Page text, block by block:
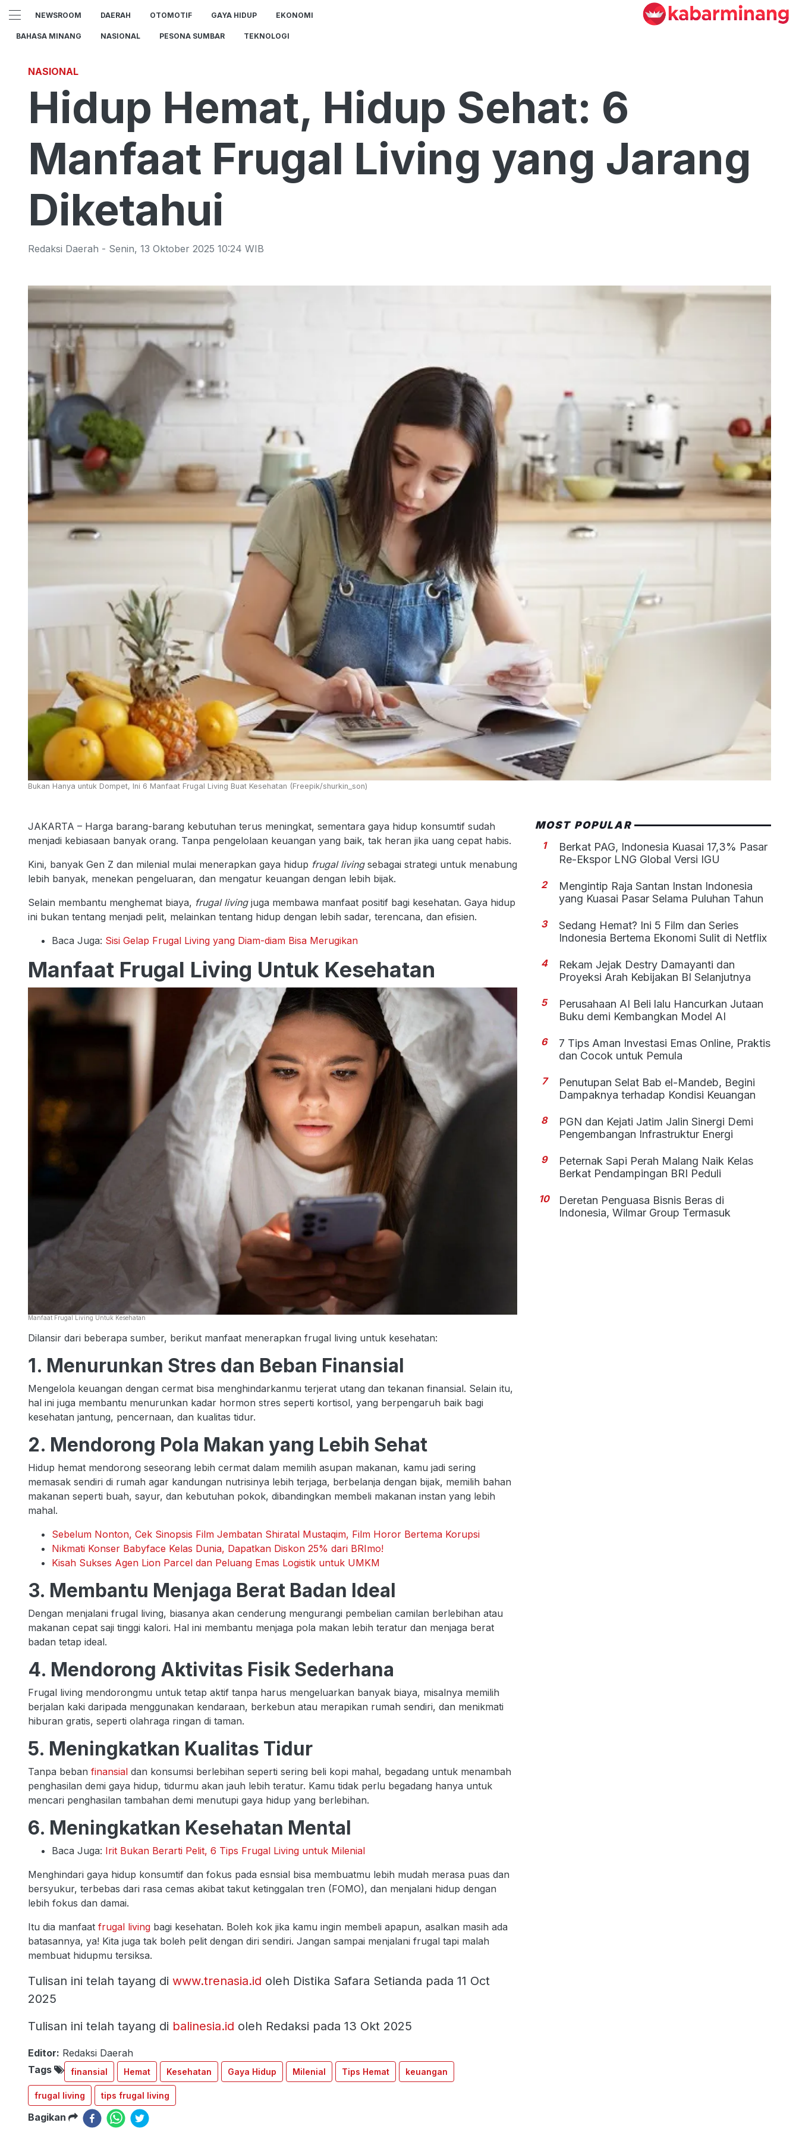
NEWSROOM DAERAH OTOMOTIF GAYA HIDUP EKONOMI
BAHASA MINANG NASIONAL PESONA SUMBAR TEKNOLOGI
NASIONAL
Hidup Hemat, Hidup Sehat: 6
Manfaat Frugal Living yang Jarang
Diketahui
Redaksi Daerah - Senin, 13 Oktober 2025 10:24 WIB
Bukan Hanya untuk Dompet, Ini 6 Manfaat Frugal Living Buat Kesehatan (Freepik/shurkin_son)
JAKARTA – Harga barang-barang kebutuhan terus meningkat, sementara gaya hidup konsumtif sudah
menjadi kebiasaan banyak orang. Tanpa pengelolaan keuangan yang baik, tak heran jika uang cepat habis.
Kini, banyak Gen Z dan milenial mulai menerapkan gaya hidup frugal livingsebagai strategi untuk menabung
lebih banyak, menekan pengeluaran, dan mengatur keuangan dengan lebih bijak.
Selain membantu menghemat biaya, frugal livingjuga membawa manfaat positif bagi kesehatan. Gaya hidup
ini bukan tentang menjadi pelit, melainkan tentang hidup dengan lebih sadar, terencana, dan efisien.
Baca Juga: Sisi Gelap Frugal Living yang Diam-diam Bisa Merugikan
Manfaat Frugal Living Untuk Kesehatan
Manfaat Frugal Living Untuk Kesehatan
Dilansir dari beberapa sumber, berikut manfaat menerapkan frugal living untuk kesehatan:
1. Menurunkan Stres dan Beban Finansial
Mengelola keuangan dengan cermat bisa menghindarkanmu terjerat utang dan tekanan finansial. Selain itu,
hal ini juga membantu menurunkan kadar hormon stres seperti kortisol, yang berpengaruh baik bagi
kesehatan jantung, pencernaan, dan kualitas tidur.
2. Mendorong Pola Makan yang Lebih Sehat
Hidup hemat mendorong seseorang lebih cermat dalam memilih asupan makanan, kamu jadi sering
memasak sendiri di rumah agar kandungan nutrisinya lebih terjaga, berbelanja dengan bijak, memilih bahan
makanan seperti buah, sayur, dan kebutuhan pokok, dibandingkan membeli makanan instan yang lebih
mahal.
Sebelum Nonton, Cek Sinopsis Film Jembatan Shiratal Mustaqim, Film Horor Bertema Korupsi
Nikmati Konser Babyface Kelas Dunia, Dapatkan Diskon 25% dari BRImo!
Kisah Sukses Agen Lion Parcel dan Peluang Emas Logistik untuk UMKM
3. Membantu Menjaga Berat Badan Ideal
Dengan menjalani frugal living, biasanya akan cenderung mengurangi pembelian camilan berlebihan atau
makanan cepat saji tinggi kalori. Hal ini membantu menjaga pola makan lebih teratur dan menjaga berat
badan tetap ideal.
4. Mendorong Aktivitas Fisik Sederhana
Frugal living mendorongmu untuk tetap aktif tanpa harus mengeluarkan banyak biaya, misalnya memilih
berjalan kaki daripada menggunakan kendaraan, berkebun atau merapikan rumah sendiri, dan menikmati
hiburan gratis, seperti olahraga ringan di taman.
5. Meningkatkan Kualitas Tidur
Tanpa beban finansial dan konsumsi berlebihan seperti sering beli kopi mahal, begadang untuk menambah
penghasilan demi gaya hidup, tidurmu akan jauh lebih teratur. Kamu tidak perlu begadang hanya untuk
mencari penghasilan tambahan demi menutupi gaya hidup yang berlebihan.
6. Meningkatkan Kesehatan Mental
Baca Juga: Irit Bukan Berarti Pelit, 6 Tips Frugal Living untuk Milenial
Menghindari gaya hidup konsumtif dan fokus pada esnsial bisa membuatmu lebih mudah merasa puas dan
bersyukur, terbebas dari rasa cemas akibat takut ketinggalan tren (FOMO), dan menjalani hidup dengan
lebih fokus dan damai.
Itu dia manfaat frugal living bagi kesehatan. Boleh kok jika kamu ingin membeli apapun, asalkan masih ada
batasannya, ya! Kita juga tak boleh pelit dengan diri sendiri. Jangan sampai menjalani frugal tapi malah
membuat hidupmu tersiksa.
Tulisan ini telah tayang di www.trenasia.id oleh Distika Safara Setianda pada 11 Oct
2025
Tulisan ini telah tayang di balinesia.id oleh Redaksi pada 13 Okt 2025
Editor: Redaksi Daerah
Tags
finansial Hemat Kesehatan Gaya Hidup Milenial Tips Hemat keuangan
frugal living tips frugal living
Bagikan
MOST POPULAR
1
Berkat PAG, Indonesia Kuasai 17,3% Pasar
Re-Ekspor LNG Global Versi IGU
2
Mengintip Raja Santan Instan Indonesia
yang Kuasai Pasar Selama Puluhan Tahun
3
Sedang Hemat? Ini 5 Film dan Series
Indonesia Bertema Ekonomi Sulit di Netflix
4
Rekam Jejak Destry Damayanti dan
Proyeksi Arah Kebijakan BI Selanjutnya
5
Perusahaan AI Beli lalu Hancurkan Jutaan
Buku demi Kembangkan Model AI
6
7 Tips Aman Investasi Emas Online, Praktis
dan Cocok untuk Pemula
7
Penutupan Selat Bab el-Mandeb, Begini
Dampaknya terhadap Kondisi Keuangan
8
PGN dan Kejati Jatim Jalin Sinergi Demi
Pengembangan Infrastruktur Energi
9
Peternak Sapi Perah Malang Naik Kelas
Berkat Pendampingan BRI Peduli
10
Deretan Penguasa Bisnis Beras di
Indonesia, Wilmar Group Termasuk